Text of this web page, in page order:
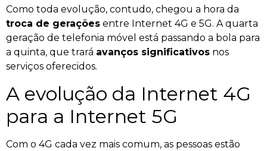
Como toda evolução, contudo, chegou a hora da
troca de gerações entre Internet 4G e 5G. A quarta
geração de telefonia móvel está passando a bola para
a quinta, que trará avanços significativos nos
serviços oferecidos.
A evolução da Internet 4G
para a Internet 5G
Com o 4G cada vez mais comum, as pessoas estão